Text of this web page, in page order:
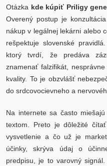
Otázka kde kúpiť Priligy
Overený postup je
nákup v legálnej lekárni alebo
rešpektuje slovenské
ktorý tvrdí, že predáva
znamenať falzifikát,
kvality. To je obzvlášť
do srdcovocievneho a
Na internete sa často
textom. Preto je dôležité
vysvetlenie a čo už je
účinky, skrýva údaj o
predpisu, je to varovný